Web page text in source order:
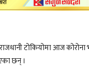
टोकियोमा आज
छन् ।